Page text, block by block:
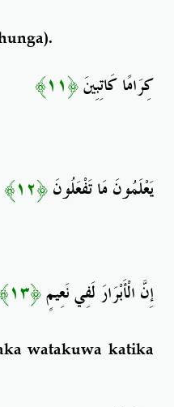
كِرَامًا كَاتِبِينَ﴿١١﴾
يَعْلَمُونَ مَا تَفْعَلُونَ﴿١٢﴾
إِنَّ الْأَبْرَارَ لَفِي نَعِيمٍ﴿١٣﴾
watakuwa katika